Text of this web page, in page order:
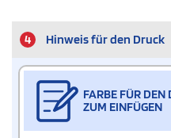
4 Hinweis für den Druck
FARBE FÜR DEN
ZUM EINFÜGEN